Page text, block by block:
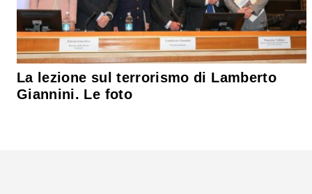
La lezione sul terrorismo di Lamberto
Giannini. Le foto